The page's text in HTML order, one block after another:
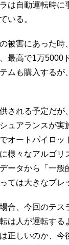
は自動運転時に
いる。
被害にあった時
最高で1万5000
ムも購入するが
される予定だが
ュアランスが実
オートパイロ
様々なアルゴリ
ータから「一般
ては大きなプレ
合、今回のテス
は人が運転する
正しいのか、今